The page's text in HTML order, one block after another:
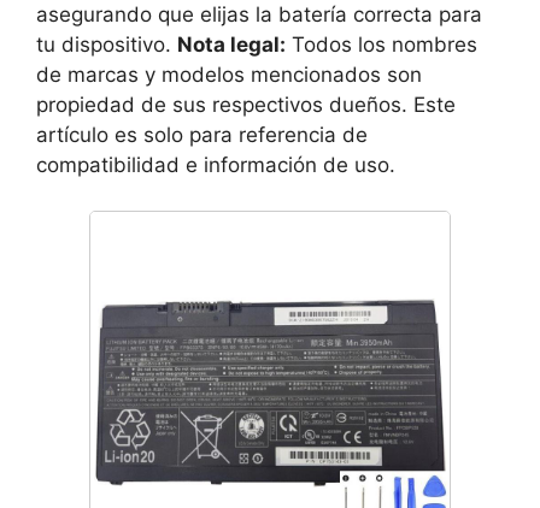
asegurando que elijas la batería correcta para
tu dispositivo. Nota legal: Todos los nombres
de marcas y modelos mencionados son
propiedad de sus respectivos dueños. Este
artículo es solo para referencia de
compatibilidad e información de uso.